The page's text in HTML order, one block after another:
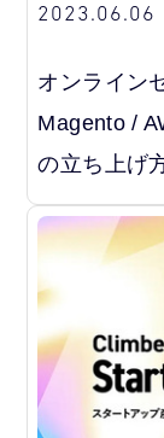
2023.06.06
オンライン
Magento /
の立ち上げ